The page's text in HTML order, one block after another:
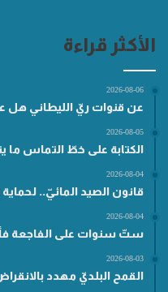
الأكثر قراءة
2026-08-06
عن قنوات ريّ الليطاني هل
2026-08-05
الكتابة على خطّ التماس ما
2026-08-04
قانون الصيد المائيّ..
2026-08-04
ستّ سنوات على الفاجعة
2026-08-03
القمح البلديّ مهدد